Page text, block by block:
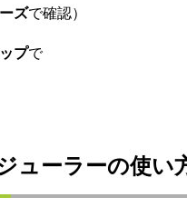
ズで確認）
プで
ューラーの使い